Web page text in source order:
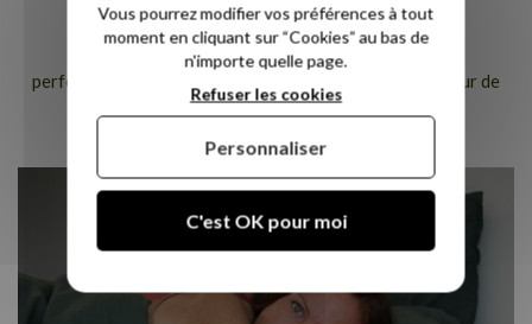
Dissipe la chaleur excessive
Des milliers de cellules ouvertes associées à 9000
perforations améliorent la circulation de l’air à l’intérieur de
votre matelas. Votre sommeil devient réparateur.
Vous pourrez modifier vos préférences à tout
moment en cliquant sur “Cookies” au bas de
n'importe quelle page.
C'est OK pour moi
Refuser les cookies
Personnaliser